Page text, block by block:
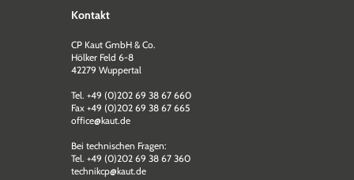
Kontakt
CP Kaut GmbH & Co.
Hölker Feld 6-8
42279 Wuppertal
Tel. +49 (0)202 69 38 67 660
Fax +49 (0)202 69 38 67 665
office@kaut.de
Bei technischen Fragen:
Tel. +49 (0)202 69 38 67 360
technikcp@kaut.de